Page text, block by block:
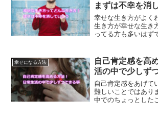
まずは不幸を消
幸せな生き方がよく
生き方が幸せな生き
ってる方も多いはず
は、まずは不幸を消
幸せになる方法
自己肯定感を高
活の中で少しず
自己肯定感をあげて
難しいことではあり
中でのちょっとした
を上げていくことは